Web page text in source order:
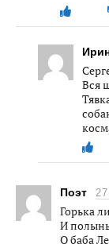
Вся
Поэт
Горька
И
О баба